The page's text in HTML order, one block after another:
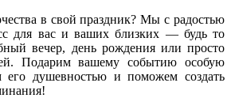
в свой праздник? Мы с радостью
для вас и ваших близких — будь то
вечер, день рождения или просто
Подарим вашему событию особую
его душевностью и поможем создать